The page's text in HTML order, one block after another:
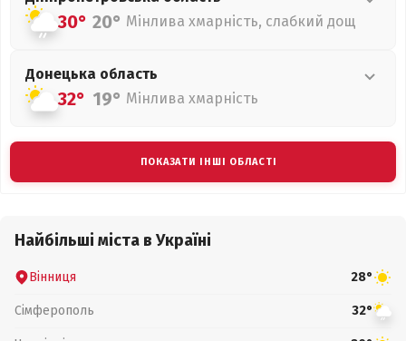
30° 20° Мінлива хмарність, слабкий дощ
Донецька область
32° 19° Мінлива хмарність
ПОКАЗАТИ ІНШІ ОБЛАСТІ
Найбільші міста в Україні
Вінниця 28°
Сімферополь 32°